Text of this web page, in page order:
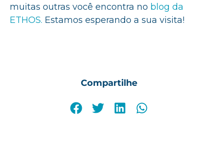
muitas outras você encontra no blog da
ETHOS. Estamos esperando a sua visita!
Compartilhe